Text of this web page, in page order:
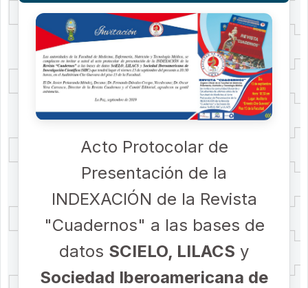
Acto Protocolar de
Presentación de la
INDEXACIÓN de la Revista
"Cuadernos" a las bases de
datos SCIELO, LILACS y
Sociedad Iberoamericana de